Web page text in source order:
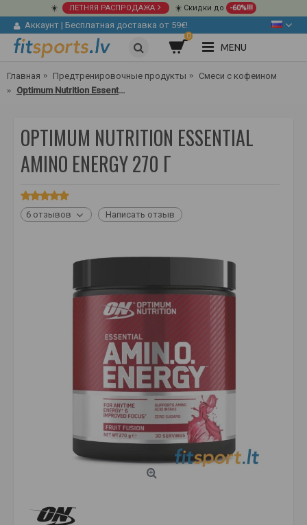
☀️ ЛЕТНЯЯ РАСПРОДАЖА ☀️ Скидки до -60%!!!
Аккаунт | Бесплатная доставка от 59€!
0
MENU
Главная Предтренировочные продукты
Смеси с кофеином
Optimum Nutrition Essential Amino Energy 270 г
OPTIMUM NUTRITION ESSENTIAL
AMINO ENERGY 270 Г
6 отзывов Написать отзыв